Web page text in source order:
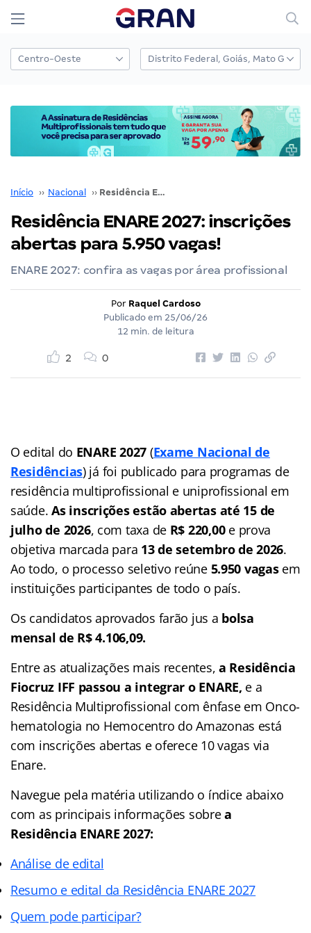
Início ›› Nacional ›› Residência ENARE 2027: inscrições abertas para 5.950 vagas!
Residência ENARE 2027: inscrições
abertas para 5.950 vagas!
ENARE 2027: confira as vagas por área profissional
Por Raquel Cardoso
Publicado em 25/06/26
12 min. de leitura
2 0
O edital do ENARE 2027 (Exame Nacional de
Residências) já foi publicado para programas de
residência multiprofissional e uniprofissional em
saúde.As inscrições estão abertas até 15 de
julho de 2026, com taxa de R$ 220,00e prova
objetiva marcada para 13 de setembro de 2026.
Ao todo, o processo seletivo reúne5.950 vagasem
instituições participantes de todo o país.
Os candidatos aprovados farão jus a bolsa
mensal de R$ 4.106,09.
Entre as atualizações mais recentes,a Residência
Fiocruz IFF passou a integrar o ENARE, e a
Residência Multiprofissional com ênfase em Onco-
hematologia no Hemocentro do Amazonas está
com inscrições abertas e oferece 10 vagas via
Enare.
Navegue pela matéria utilizando o índice abaixo
com as principais informações sobrea
Residência ENARE 2027:
Análise de edital
Resumo e edital da Residência ENARE 2027
Quem pode participar?